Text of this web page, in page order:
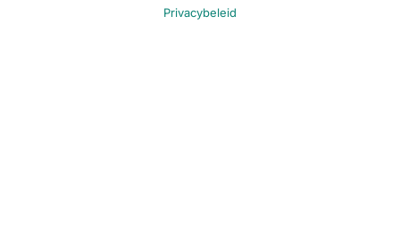
Privacybeleid